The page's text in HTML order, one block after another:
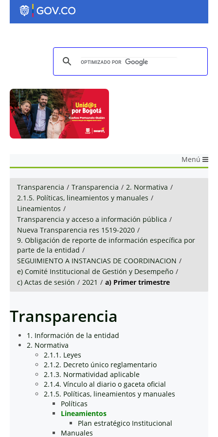
Menú
Transparencia / Transparencia / 2. Normativa /
2.1.5. Políticas, lineamientos y manuales /
Lineamientos /
Transparencia y acceso a información pública /
Nueva Transparencia res 1519-2020 /
9. Obligación de reporte de información específica por
parte de la entidad /
SEGUIMIENTO A INSTANCIAS DE COORDINACION /
e) Comité Institucional de Gestión y Desempeño /
c) Actas de sesión / 2021 / a) Primer trimestre
Transparencia
1. Información de la entidad
2. Normativa
2.1.1. Leyes
2.1.2. Decreto único reglamentario
2.1.3. Normatividad aplicable
2.1.4. Vínculo al diario o gaceta oficial
2.1.5. Políticas, lineamientos y manuales
Políticas
Lineamientos
Plan estratégico Institucional
Manuales